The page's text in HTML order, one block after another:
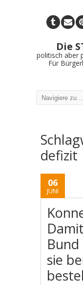
Die
politisch aber
Für
defizit
06
JUNI
sie